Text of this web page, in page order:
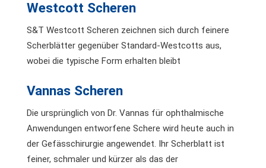
Westcott Scheren
S&T Westcott Scheren zeichnen sich durch feinere
Scherblätter gegenüber Standard-Westcotts aus,
wobei die typische Form erhalten bleibt
Vannas Scheren
Die ursprünglich von Dr. Vannas für ophthalmische
Anwendungen entworfene Schere wird heute auch in
der Gefässchirurgie angewendet. Ihr Scherblatt ist
feiner, schmaler und kürzer als das der